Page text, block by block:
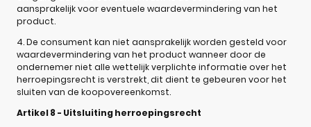
aansprakelijk voor eventuele waardevermindering van het
product.
4. De consument kan niet aansprakelijk worden gesteld voor
waardevermindering van het product wanneer door de
ondernemer niet alle wettelijk verplichte informatie over het
herroepingsrecht is verstrekt, dit dient te gebeuren voor het
sluiten van de koopovereenkomst.
Artikel 8 - Uitsluiting herroepingsrecht